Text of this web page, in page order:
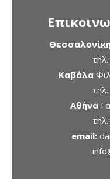
τηλ.:
Καβάλα
τηλ.:
Αθήνα
τηλ.:
email: